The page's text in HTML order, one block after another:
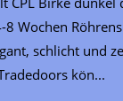
8 Wochen
schlicht und
kön...